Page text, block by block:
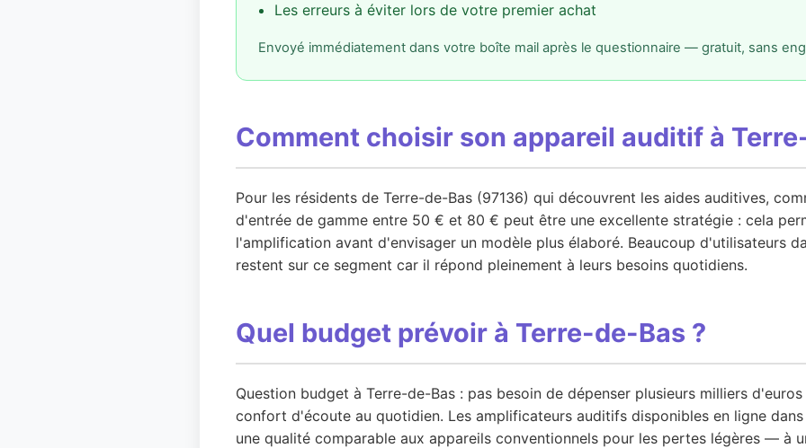
Les erreurs à éviter lors de votre premier achat
Envoyé immédiatement dans votre boîte mail après le questionnaire — gratuit, sans
Comment choisir son appareil auditif à
Pour les résidents de Terre-de-Bas (97136) qui découvrent les aides auditives,
d'entrée de gamme entre 50 € et 80 € peut être une excellente stratégie : cela
l'amplification avant d'envisager un modèle plus élaboré. Beaucoup d'utilisateurs
restent sur ce segment car il répond pleinement à leurs besoins quotidiens.
Quel budget prévoir à Terre-de-Bas ?
Question budget à Terre-de-Bas : pas besoin de dépenser plusieurs milliers
confort d'écoute au quotidien. Les amplificateurs auditifs disponibles en ligne
une qualité comparable aux appareils conventionnels pour les pertes légères — à